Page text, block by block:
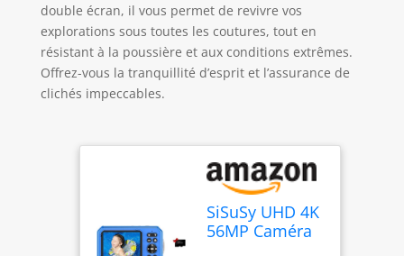
double écran, il vous permet de revivre vos
explorations sous toutes les coutures, tout en
résistant à la poussière et aux conditions extrêmes.
Offrez-vous la tranquillité d’esprit et l’assurance de
clichés impeccables.
SiSuSy UHD 4K
56MP Caméra